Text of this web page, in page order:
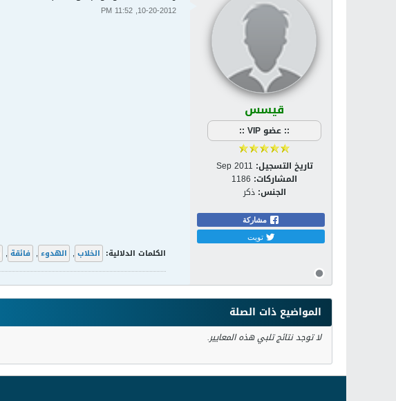
قيسس
:: عضو VIP ::
تاريخ التسجيل: Sep 2011
المشاركات: 1186
الجنس: ذكر
مشاركة
تويت
10-20-2012, 11:52 PM
الكلمات الدلالية: الخلاب , الهدوء , فائقة ,
المواضيع ذات الصلة
لا توجد نتائج تلبي هذه المعايير.